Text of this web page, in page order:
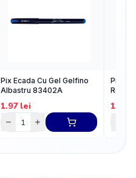
Pix Ecada Cu Gel Gelfino
Albastru 83402A
1.97lei
Pix
Rosu
1.79